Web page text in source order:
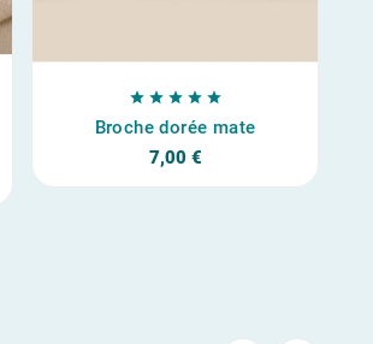
    
Broche dorée mate
7,00 €